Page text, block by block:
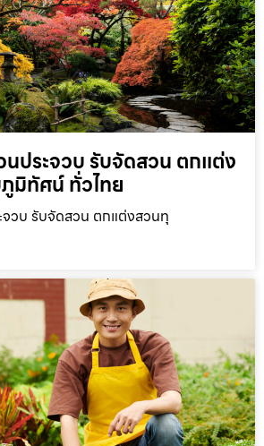
ประจวบ รับจัดสวน ตกแต่ง
มิทัศน์ ทั่วไทย
วบ รับจัดสวน ตกแต่งสวนทุ